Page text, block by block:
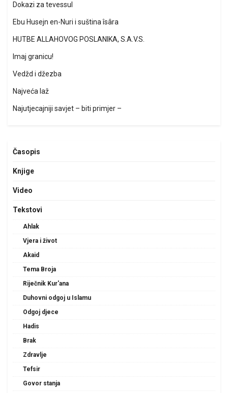
Dokazi za tevessul
Ebu Husejn en-Nuri i suština îsâra
HUTBE ALLAHOVOG POSLANIKA, S.A.V.S.
Imaj granicu!
Vedžd i džezba
Najveća laž
Najutjecajniji savjet – biti primjer –
Časopis
Knjige
Video
Tekstovi
Ahlak
Vjera i život
Akaid
Tema Broja
Riječnik Kur'ana
Duhovni odgoj u Islamu
Odgoj djece
Hadis
Brak
Zdravlje
Tefsir
Govor stanja